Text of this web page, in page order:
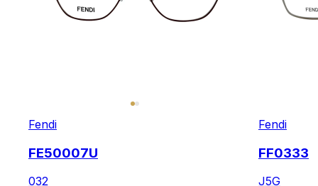
Fendi
FE50007U
032
Fendi
FF0333
J5G